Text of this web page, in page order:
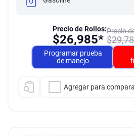
Precio
$
Precio de Rollos:
$26,985*
Programar prueba
de manejo
Agregar para